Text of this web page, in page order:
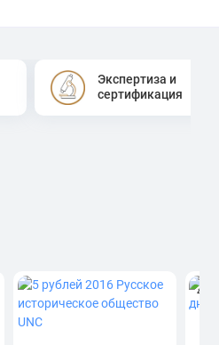
Экспертиза и
сертификация
4.0